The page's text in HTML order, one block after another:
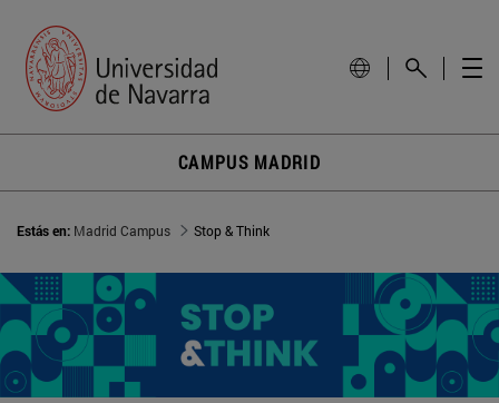
CAMPUS MADRID
Estás en: Madrid Campus Stop & Think